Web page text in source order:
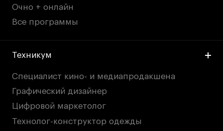
Проект с Microsoft
Подобрать программу
Войти в кампус
Получить сертификат
Очно + онлайн
Все программы
Техникум
Специалист кино- и медиапродакшена
Графический дизайнер
Цифровой маркетолог
Технолог-конструктор одежды